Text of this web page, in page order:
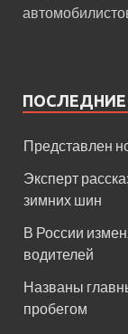
ПОСЛЕДНИЕ
Представлен
Эксперт
зимних шин
В России
водителей
Названы
пробегом